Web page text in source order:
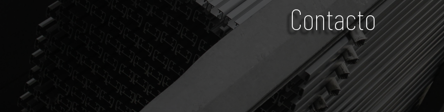
Contacto